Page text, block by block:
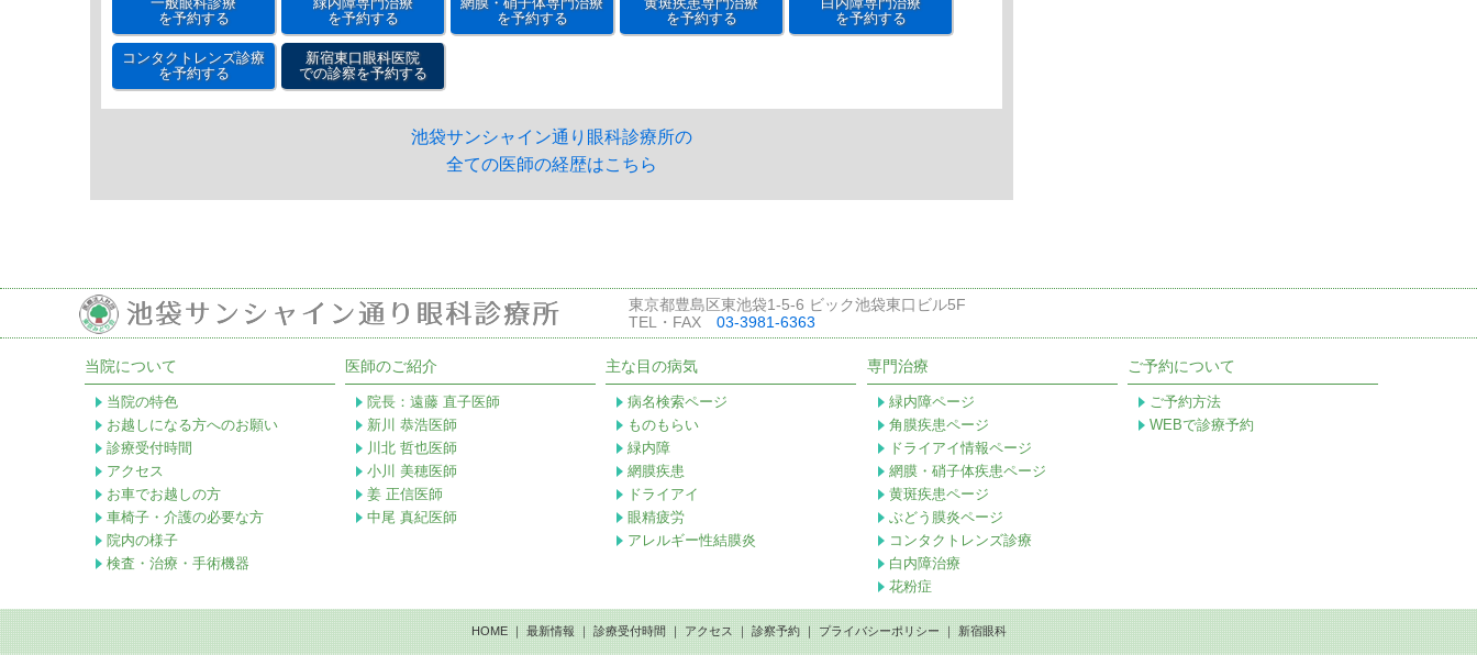
を予約する
を予約する
を予約する
を予約する
を予約する
コンタクトレンズ診療
を予約する
新宿東口眼科医院
での診察を予約する
池袋サンシャイン通り眼科診療所の
全ての医師の経歴はこちら
東京都豊島区東池袋1-5-6 ビック池袋東口ビル5F
TEL・FAX 03-3981-6363
当院について
当院の特色
お越しになる方へのお願い
診療受付時間
アクセス
お車でお越しの方
車椅子・介護の必要な方
院内の様子
検査・治療・手術機器
医師のご紹介
院長：遠藤 直子医師
新川 恭浩医師
川北 哲也医師
小川 美穂医師
姜 正信医師
中尾 真紀医師
主な目の病気
病名検索ページ
ものもらい
緑内障
網膜疾患
ドライアイ
眼精疲労
アレルギー性結膜炎
専門治療
緑内障ページ
角膜疾患ページ
ドライアイ情報ページ
網膜・硝子体疾患ページ
黄斑疾患ページ
ぶどう膜炎ページ
コンタクトレンズ診療
白内障治療
花粉症
ご予約について
ご予約方法
WEBで診療予約
HOME｜最新情報｜診療受付時間｜アクセス｜診察予約｜プライバシーポリシー｜新宿眼科